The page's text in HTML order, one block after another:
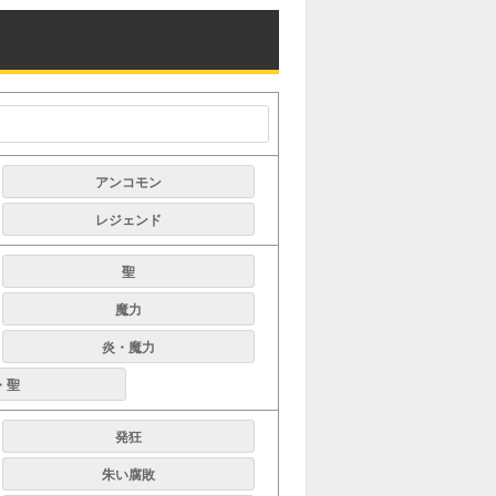
アンコモン
レジェンド
聖
魔力
炎・魔力
聖
発狂
朱い腐敗